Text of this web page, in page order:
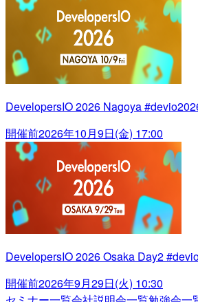
DevelopersIO 2026 Nagoya
開催前2026年10月9日(金) 17:00
DevelopersIO 2026 Osaka Day2
開催前2026年9月29日(火) 10:30